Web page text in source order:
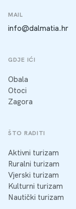
MAIL
info@dalmatia.hr
GDJE IĆI
Obala
Otoci
Zagora
ŠTO RADITI
Aktivni turizam
Ruralni turizam
Vjerski turizam
Kulturni turizam
Nautički turizam